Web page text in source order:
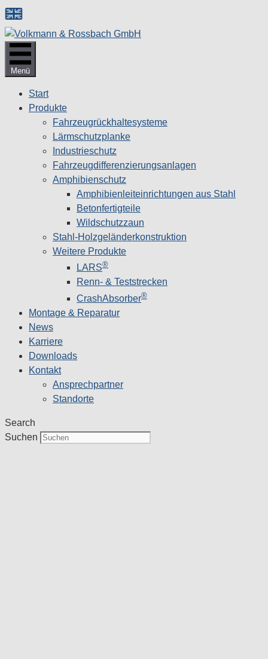
Zum
Inhalt
springen
Menü
Start
Produkte
Fahrzeugrückhaltesysteme
Lärmschutzplanke
Industrieschutz
Fahrzeug­differenzierungsanlagen
Amphibienschutz
Amphibienleiteinrichtungen aus Stahl
Betonfertigteile
Wildschutzzaun
Stahl-Holzgeländerkonstruktion
Weitere Produkte
LARS®
Renn- & Teststrecken
CrashAbsorber®
Montage & Reparatur
News
Karriere
Downloads
Kontakt
Ansprechpartner
Standorte
Search
Suchen